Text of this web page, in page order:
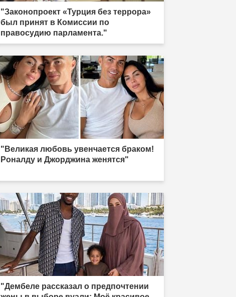
"Законопроект «Турция без террора»
был принят в Комиссии по
правосудию парламента."
"Великая любовь увенчается браком!
Роналду и Джорджина женятся"
"Дембеле рассказал о предпочтении